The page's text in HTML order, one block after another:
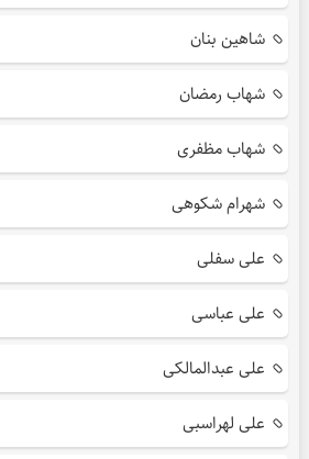
شاهین بنان
شهاب رمضان
شهاب مظفری
شهرام شکوهی
علی سفلی
علی عباسی
علی عبدالمالکی
علی لهراسبی